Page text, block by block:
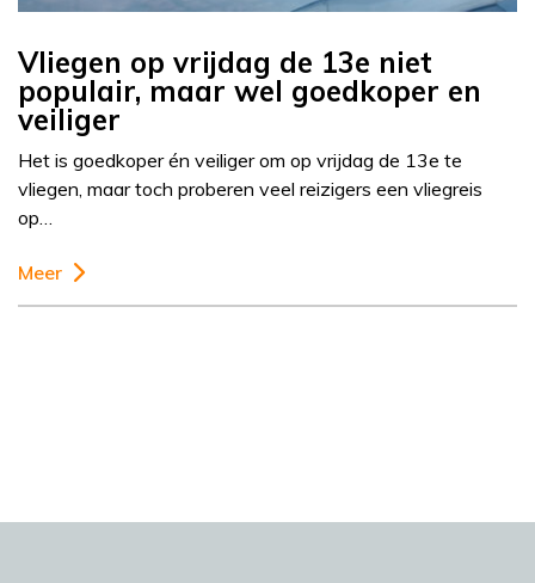
Vliegen op vrijdag de 13e niet
populair, maar wel goedkoper en
veiliger
Het is goedkoper én veiliger om op vrijdag de 13e te
vliegen, maar toch proberen veel reizigers een vliegreis
op…
Meer